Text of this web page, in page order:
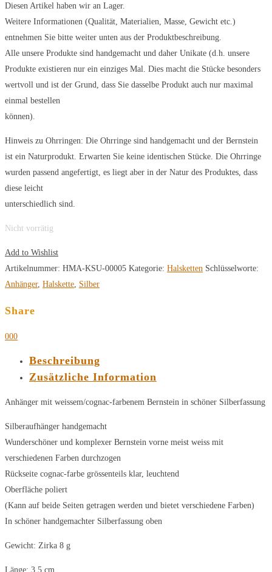
Diesen Artikel haben wir an Lager.
Weitere Informationen (Qualität, Materialien, Masse, Gewicht etc.)
entnehmen Sie bitte weiter unten aus der Produktbeschreibung.
Alle unsere Produkte sind handgemacht und daher Unikate (d.h. unsere
Produkte existieren nur ein einziges Mal. Dies macht die Stücke besonders
wertvoll und ist der Grund, dass Sie dasselbe Produkt auch nur maximal
einmal bestellen
können).
Hinweis zu Ohrringen: Die Ohrringe sind handgemacht und der Bernstein
ist ein Naturprodukt. Erwarten Sie keine identischen Stücke. Die Ohrringe
wurden passend angefertigt, es liegt aber in der Natur des Produktes, dass
diese leicht
unterschiedlich sind.
Nicht vorrätig
Add to Wishlist
Artikelnummer: HMA-KSU-00005 Kategorie: Halsketten Schlüsselworte:
Anhänger, Halskette Silber
Share
000
Beschreibung
Zusätzliche Information
Anhänger mit weissem/cognac-farbenem Bernstein in schöner Silberfassung
Silberaufhänger handgemacht
Wunderschöner und komplexer Bernstein vorne meist weiss mit
verschiedenen Farben durchzogen
Rückseite cognac-farbe grössenteils klar, leuchtend
Oberfläche poliert
(Kann auf beide Seiten getragen werden und bietet verschiedene Farben)
In schöner handgemachter Silberfassung oben
Gewicht: Zirka 8 g
Länge: 3.5 cm